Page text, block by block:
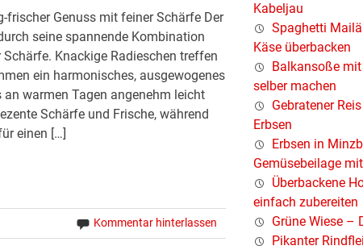
Genuss mit feiner Schärfe Der
seine spannende Kombination
Knackige Radieschen treffen
ein harmonisches, ausgewogenes
warmen Tagen angenehm leicht
Schärfe und Frische, während
einen […]
Kommentar hinterlassen
Kabeljau
Spaghetti
Käse überbacken
Balkansoße
selber machen
Gebratener
Erbsen
Erbsen in
Gemüsebeilage
Überbackene
einfach zubereiten
Grüne Wiese –
Pikanter